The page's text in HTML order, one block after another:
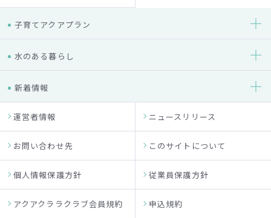
子育てアクアプラン
水のある暮らし
新着情報
運営者情報 ニュースリリース
お問い合わせ先 このサイトについて
個人情報保護方針 従業員保護方針
アクアクララクラブ会員規約 申込規約